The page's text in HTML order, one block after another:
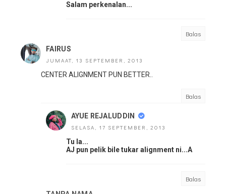
Salam perkenalan...
Balas
FAIRUS
JUMAAT, 13 SEPTEMBER, 2013
CENTER ALIGNMENT PUN BETTER..
Balas
AYUE REJALUDDIN
SELASA, 17 SEPTEMBER, 2013
Tu la...
AJ pun pelik bile tukar alignment ni...A
Balas